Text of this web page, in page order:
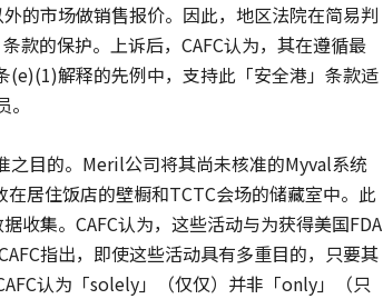
的市场做销售报价。因此，地区法院在简易判
款的保护。上诉后，CAFC认为，其在遵循最
(e)(1)解释的先例中，支持此「安全港」条款适
之目的。Meril公司将其尚未核准的Myval系统
居住饭店的壁橱和TCTC会场的储藏室中。此
收集。CAFC认为，这些活动与为获得美国FDA
指出，即使这些活动具有多重目的，只要其
认为「solely」（仅仅）并非「only」（只